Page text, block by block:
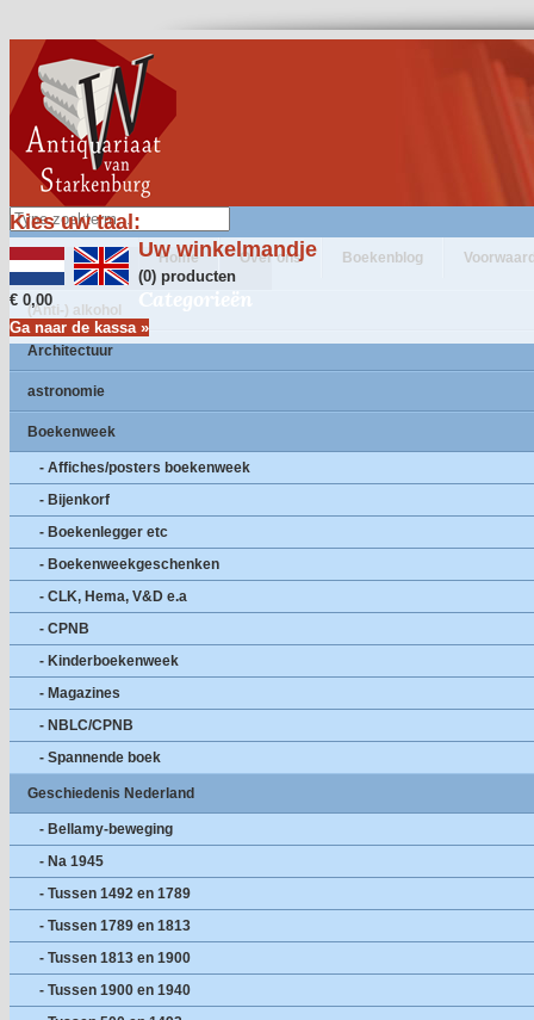
Kies uw taal:
Uw winkelmandje
(0) producten
€ 0,00
Ga naar de kassa »
Home Over ons Boekenblog
Categorieën
(Anti-) alkohol
Architectuur
astronomie
Boekenweek
- Affiches/posters boekenweek
- Bijenkorf
- Boekenlegger etc
- Boekenweekgeschenken
- CLK, Hema, V&D e.a
- CPNB
- Kinderboekenweek
- Magazines
- NBLC/CPNB
- Spannende boek
Geschiedenis Nederland
- Bellamy-beweging
- Na 1945
- Tussen 1492 en 1789
- Tussen 1789 en 1813
- Tussen 1813 en 1900
- Tussen 1900 en 1940